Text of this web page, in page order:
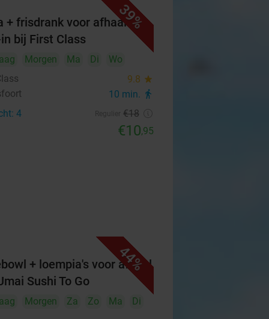
39%
+ frisdrank voor afhaal of
in bij First Class
Morgen Ma Di
Wo
9.8 star
10 min. directions_walk
4 €18
€10,95
44%
+ loempia's voor afhaal
Sushi To Go
Morgen Za Zo Ma
Di